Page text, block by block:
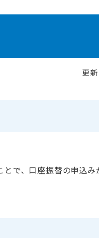
更
で、口座振替の申込み